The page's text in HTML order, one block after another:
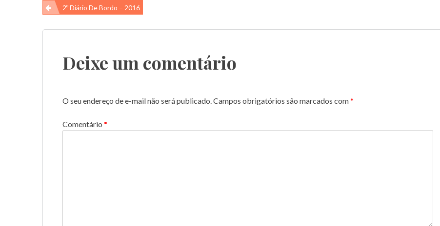
Navegação
de
2º Diário De Bordo – 2016
Deixe um comentário
O seu endereço de e-mail não será publicado.Campos obrigatórios são marcados com*
Comentário *